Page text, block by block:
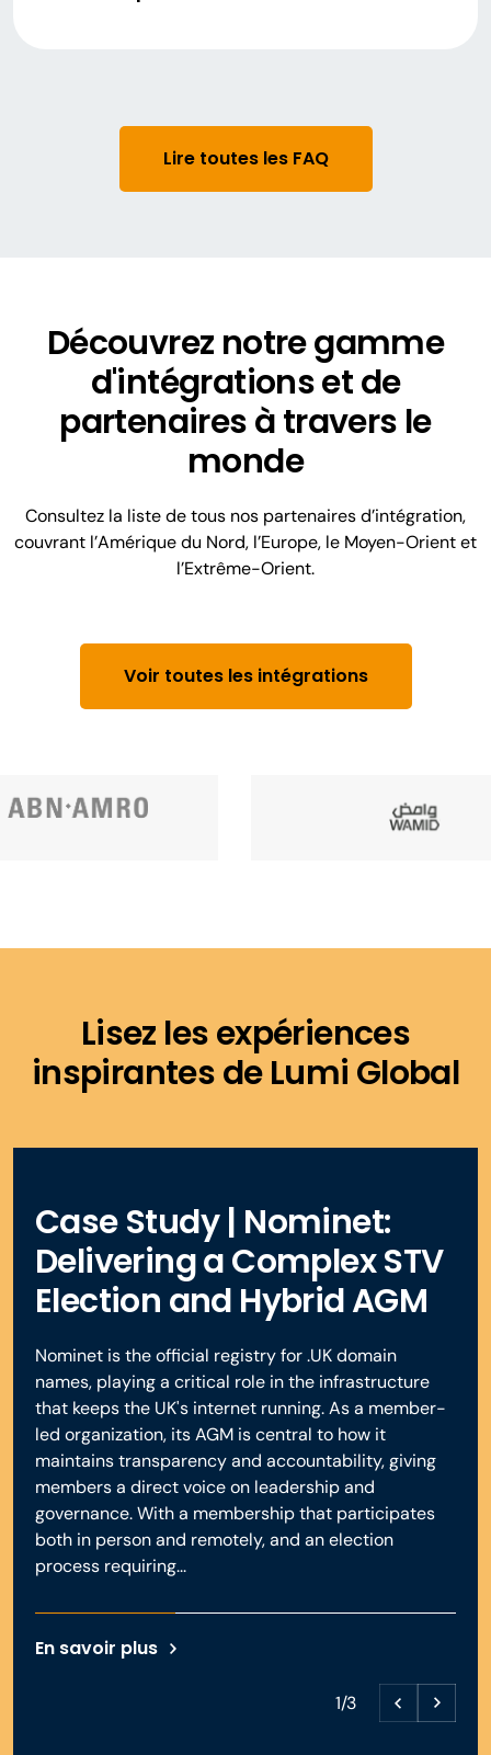
Modération des questions en salle
Lire toutes les FAQ
Découvrez notre gamme
d'intégrations et de
partenaires à travers le
monde
Consultez la liste de tous nos partenaires d’intégration,
couvrant l’Amérique du Nord, l’Europe, le Moyen-Orient et
l’Extrême-Orient.
Voir toutes les intégrations
Lisez les expériences
inspirantes de Lumi Global
Case Study | Nominet:
Delivering a Complex STV
Election and Hybrid AGM
Nominet is the official registry for .UK domain
names, playing a critical role in the infrastructure
that keeps the UK's internet running. As a member-
led organization, its AGM is central to how it
maintains transparency and accountability, giving
members a direct voice on leadership and
governance. With a membership that participates
both in person and remotely, and an election
process requiring...
En savoir plus
1/3